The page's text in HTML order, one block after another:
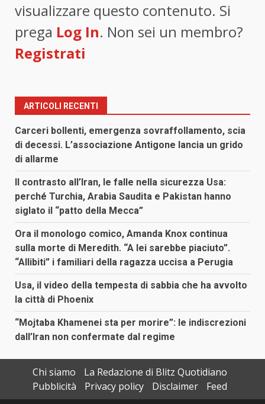
visualizzare questo contenuto. Si
prega Log In. Non sei un membro?
Registrati
ARTICOLI RECENTI
Carceri bollenti, emergenza sovraffollamento, scia
di decessi. L’associazione Antigone lancia un grido
di allarme
Il contrasto all’Iran, le falle nella sicurezza Usa:
perché Turchia, Arabia Saudita e Pakistan hanno
siglato il “patto della Mecca”
Ora il monologo comico, Amanda Knox continua
sulla morte di Meredith. “A lei sarebbe piaciuto”.
“Allibiti” i familiari della ragazza uccisa a Perugia
Usa, il video della tempesta di sabbia che ha avvolto
la città di Phoenix
“Mojtaba Khamenei sta per morire”: le indiscrezioni
dall’Iran non confermate dal regime
Chi siamo
La Redazione di Blitz Quotidiano
Pubblicità
Privacy policy Disclaimer Feed